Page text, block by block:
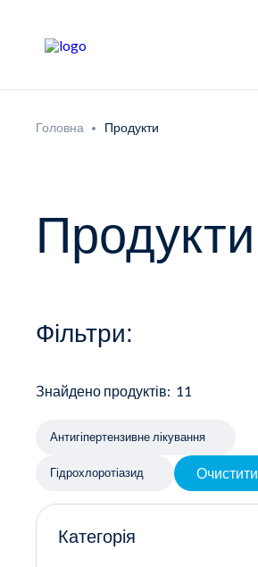
Головна Продукти
Продукти
Фільтри:
Знайдено продуктів: 11
Антигіпертензивне лікування
Гідрохлоротіазид Очистити
Категорія